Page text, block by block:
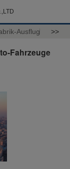
Ausflug >>
Fahrzeuge